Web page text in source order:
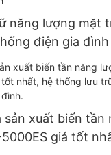
năng lượng mặt
điện gia đình
xuất biến tần
giá tốt